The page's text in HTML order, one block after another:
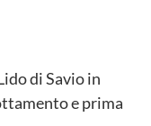
di Savio in
e prima